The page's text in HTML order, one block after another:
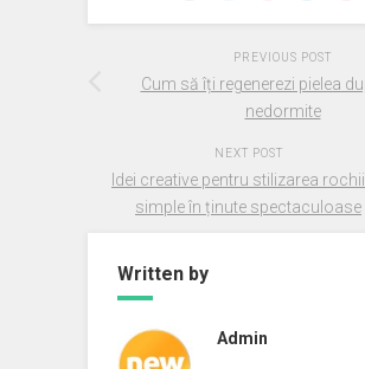
PREVIOUS POST
Cum să îți regenerezi pielea
nedormite
NEXT POST
Idei creative pentru stilizarea
simple în ținute spectaculoase
Written by
Admin